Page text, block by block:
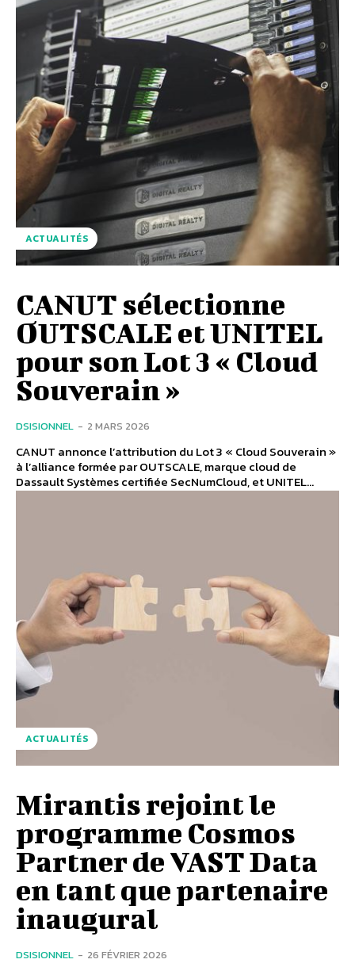
ACTUALITÉS
CANUT sélectionne
OUTSCALE et UNITEL
pour son Lot 3 « Cloud
Souverain »
DSISIONNEL - 2 MARS 2026
CANUT annonce l’attribution du Lot 3 « Cloud Souverain »
à l’alliance formée par OUTSCALE, marque cloud de
Dassault Systèmes certifiée SecNumCloud, et UNITEL...
ACTUALITÉS
Mirantis rejoint le
programme Cosmos
Partner de VAST Data
en tant que partenaire
inaugural
DSISIONNEL - 26 FÉVRIER 2026